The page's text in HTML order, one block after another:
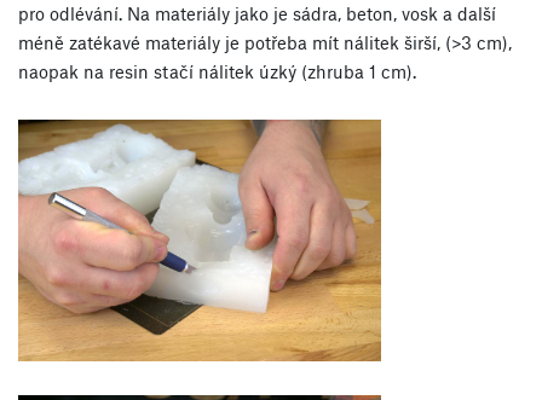
pro odlévání. Na materiály jako je sádra, beton, vosk a další
méně zatékavé materiály je potřeba mít nálitek širší, (>3 cm),
naopak na resin stačí nálitek úzký (zhruba 1 cm).